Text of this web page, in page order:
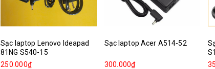
Sạc laptop Lenovo Ideapad
81NG S540-15
250.000₫
Sạc laptop Acer A514-52
300.000₫